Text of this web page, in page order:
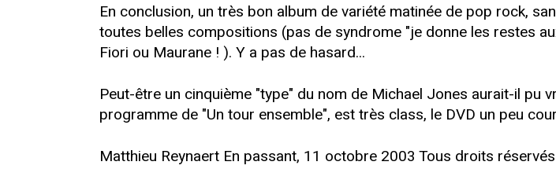
En conclusion, un très bon album de variété matinée de pop rock,
toutes belles compositions (pas de syndrome "je donne les restes
Fiori ou Maurane ! ). Y a pas de hasard...
Peut-être un cinquième "type" du nom de Michael Jones aurait-il pu
programme de "Un tour ensemble", est très class, le DVD un peu
Matthieu Reynaert En passant, 11 octobre 2003 Tous droits réservés